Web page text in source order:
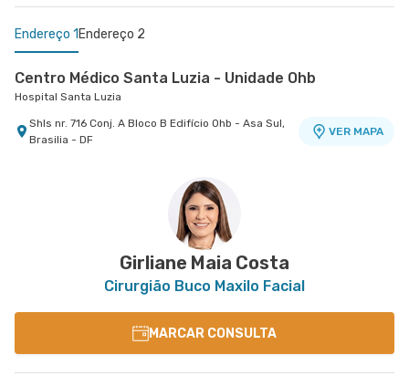
Endereço 1 Endereço 2
Centro Médico Santa Luzia - Unidade Ohb
Hospital Santa Luzia
Shls nr. 716 Conj. A Bloco B Edifício Ohb - Asa Sul,
Brasilia - DF
VER MAPA
Shln nr. S/N Lote 9 Bloco G Edifício Biosphere -
Girliane Maia Costa
Cirurgião Buco Maxilo Facial
MARCAR CONSULTA